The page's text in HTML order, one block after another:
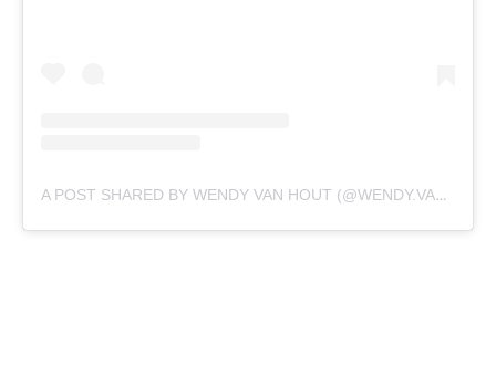
A POST SHARED BY WENDY VAN HOUT (@WENDY.VAN.HOUT)